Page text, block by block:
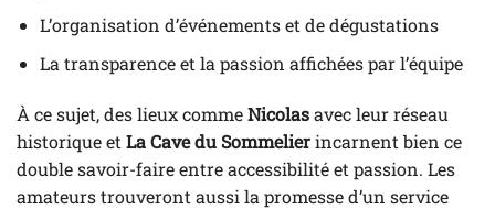
L’organisation d’événements et de dégustations
La transparence et la passion affichées par l’équipe
À ce sujet, des lieux commeNicolasavec leur réseau
historique et La Cave du Sommelierincarnent bien ce
double savoir-faire entre accessibilité et passion. Les
amateurs trouveront aussi la promesse d’un service